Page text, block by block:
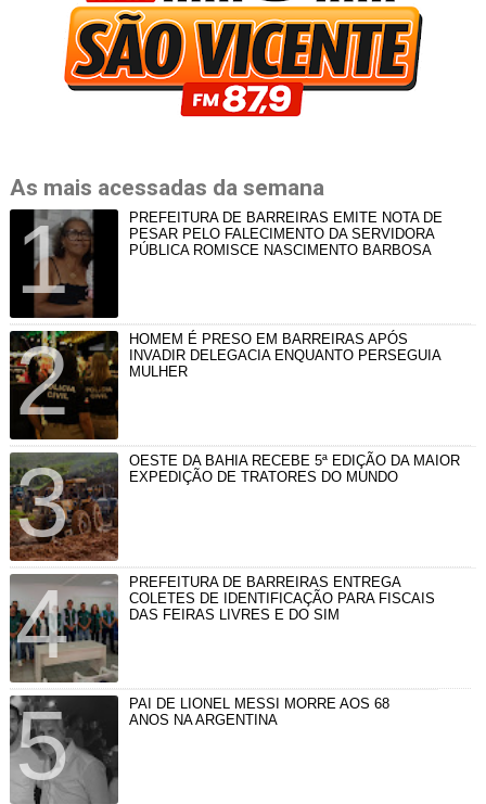
As mais acessadas da semana
PREFEITURA DE BARREIRAS EMITE NOTA DE
PESAR PELO FALECIMENTO DA SERVIDORA
PÚBLICA ROMISCE NASCIMENTO BARBOSA
HOMEM É PRESO EM BARREIRAS APÓS
INVADIR DELEGACIA ENQUANTO PERSEGUIA
MULHER
OESTE DA BAHIA RECEBE 5ª EDIÇÃO DA MAIOR
EXPEDIÇÃO DE TRATORES DO MUNDO
PREFEITURA DE BARREIRAS ENTREGA
COLETES DE IDENTIFICAÇÃO PARA FISCAIS
DAS FEIRAS LIVRES E DO SIM
PAI DE LIONEL MESSI MORRE AOS 68
ANOS NA ARGENTINA